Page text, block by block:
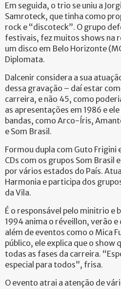
Em seguida, o trio se uniu a
Samroteck, que tinha como
rock e “discoteck”. O grupo
festivais, fez muitos shows na
um disco em Belo Horizonte
Diplomata.
Dalcenir considera a sua
dessa gravação – daí estar
carreira, e não 45, como
as apresentações em 1986 e
bandas, como Arco-Íris,
e Som Brasil.
Formou dupla com Guto Frigini
CDs com os grupos Som Brasil
por vários estados do País.
Harmonia e participa dos
da Vila.
É o responsável pelo minitrio e
1994 anima o réveillon, verão e
além de eventos como o Mica
público, ele explica que o show
todas as fases da carreira.
especial para todos”, frisa.
O evento atrai a atenção de